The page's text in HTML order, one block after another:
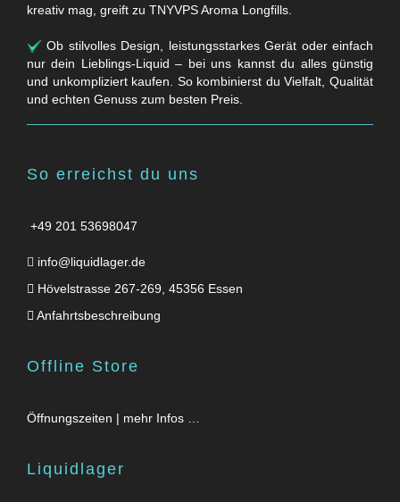
kreativ mag, greift zu TNYVPS Aroma Longfills.
Ob stilvolles Design, leistungsstarkes Gerät oder einfach
nur dein Lieblings-Liquid – bei uns kannst du alles günstig
und unkompliziert kaufen. So kombinierst du Vielfalt, Qualität
und echten Genuss zum besten Preis.
So erreichst du uns
+49 201 53698047
info@liquidlager.de
Hövelstrasse 267-269, 45356 Essen
Anfahrtsbeschreibung
Offline Store
Öffnungszeiten | mehr Infos …
Liquidlager